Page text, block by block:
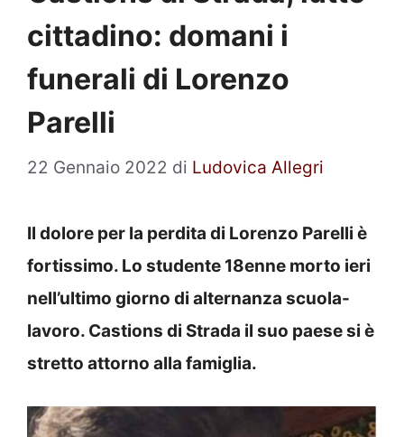
cittadino: domani i
funerali di Lorenzo
Parelli
22 Gennaio 2022 di Ludovica Allegri
Il dolore per la perdita di Lorenzo Parelli è
fortissimo. Lo studente 18enne morto ieri
nell’ultimo giorno di alternanza scuola-
lavoro. Castions di Strada il suo paese si è
stretto attorno alla famiglia.